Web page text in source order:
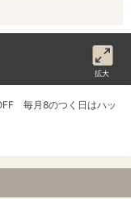
拡大
毎月8のつく日はハッ